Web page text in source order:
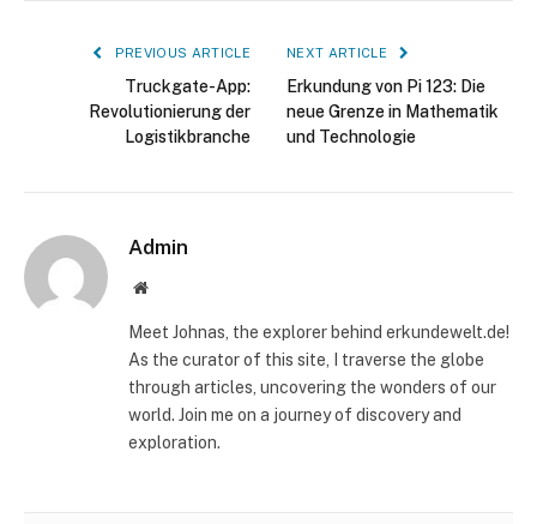
PREVIOUS ARTICLE
Truckgate-App:
Revolutionierung der
Logistikbranche
NEXT ARTICLE
Erkundung von Pi 123: Die
neue Grenze in Mathematik
und Technologie
Admin
Website
Meet Johnas, the explorer behind erkundewelt.de!
As the curator of this site, I traverse the globe
through articles, uncovering the wonders of our
world. Join me on a journey of discovery and
exploration.